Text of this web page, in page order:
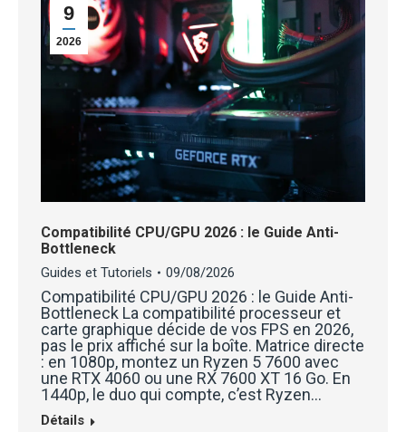
9
2026
Compatibilité CPU/GPU 2026 : le Guide Anti-
Bottleneck
Guides et Tutoriels 09/08/2026
Compatibilité CPU/GPU 2026 : le Guide Anti-
Bottleneck La compatibilité processeur et
carte graphique décide de vos FPS en 2026,
pas le prix affiché sur la boîte. Matrice directe
: en 1080p, montez un Ryzen 5 7600 avec
une RTX 4060 ou une RX 7600 XT 16 Go. En
1440p, le duo qui compte, c’est Ryzen…
Détails